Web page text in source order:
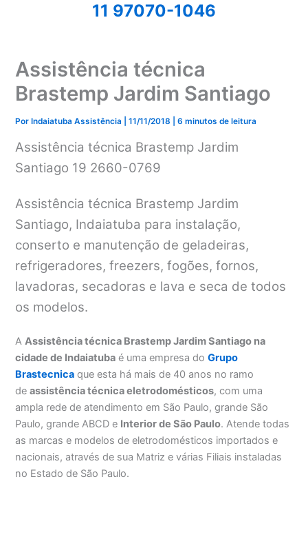
11 97070-1046
Assistência técnica
Brastemp Jardim Santiago
Por Indaiatuba Assistência |11/11/2018 |6 minutos de leitura
Assistência técnica Brastemp Jardim
Santiago 19 2660-0769
Assistência técnica Brastemp Jardim
Santiago, Indaiatuba para instalação,
conserto e manutenção de geladeiras,
refrigeradores, freezers, fogões, fornos,
lavadoras, secadoras e lava e seca de todos
os modelos.
AAssistência técnica Brastemp Jardim Santiago na
cidade de Indaiatuba é uma empresa doGrupo
Brastecnica que esta há mais de 40 anos no ramo
deassistência técnica eletrodomésticos, com uma
ampla rede de atendimento em São Paulo, grande São
Paulo, grande ABCD e Interior de São Paulo. Atende todas
as marcas e modelos de eletrodomésticos importados e
nacionais, através de sua Matriz e várias Filiais instaladas
no Estado de São Paulo.